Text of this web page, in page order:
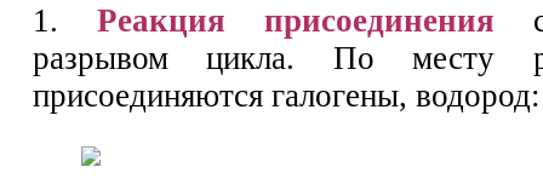
1. Реакция присоединения
разрывом цикла. По месту
присоединяются галогены, водород: